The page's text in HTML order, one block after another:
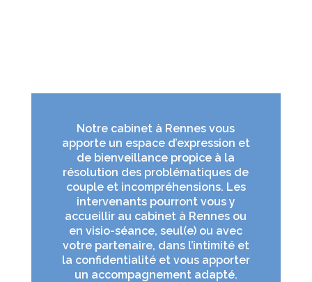
Notre cabinet à Rennes vous
apporte un espace d’expression et
de bienveillance propice à la
résolution des problématiques de
couple et incompréhensions. Les
intervenants pourront vous y
accueillir au cabinet à Rennes ou
en visio-séance, seul(e) ou avec
votre partenaire, dans l’intimité et
la confidentialité et vous apporter
un accompagnement adapté.